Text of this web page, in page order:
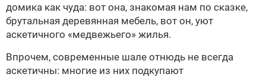
домика как чуда: вот она, знакомая нам по сказке,
брутальная деревянная мебель, вот он, уют
аскетичного «медвежьего» жилья.
Впрочем, современные шале отнюдь не всегда
аскетичны: многие из них подкупают